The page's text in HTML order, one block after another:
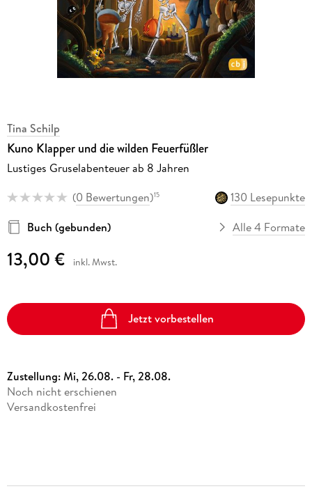
Tina Schilp
Kuno Klapper und die wilden Feuerfüßler
Lustiges Gruselabenteuer ab 8 Jahren
(0 Bewertungen)15
130 Lesepunkte
Buch (gebunden)
Alle 4 Formate
13,00 € inkl. Mwst.
Jetzt vorbestellen
Zustellung:Mi, 26.08. - Fr, 28.08.
Noch nicht erschienen
Versandkostenfrei